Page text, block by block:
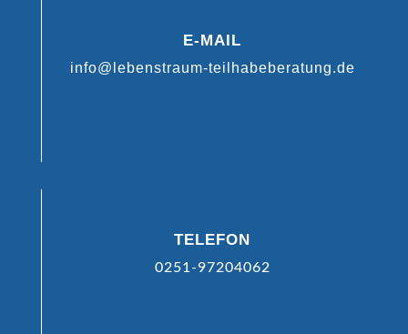
E-MAIL
info@lebenstraum-teilhabeberatung.de
TELEFON
0251-97204062